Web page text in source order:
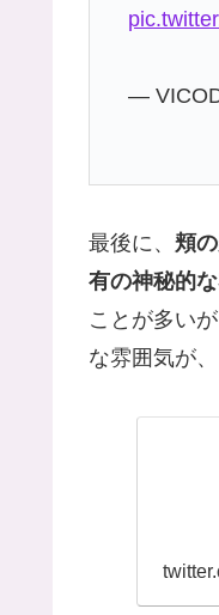
—
最後に、 頬
有の神秘的
ことが多い
な雰囲気が